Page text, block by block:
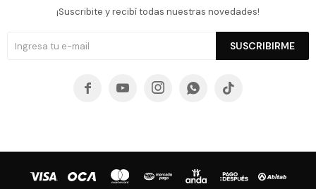
¡Suscribite y recibí todas nuestras novedades!
SUSCRIBIRME
    